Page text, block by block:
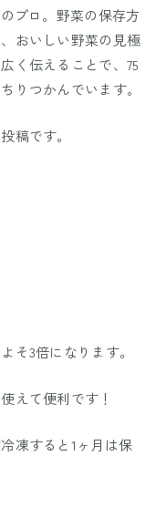
プロ。野菜の保存方
おいしい野菜の見極
く伝えることで、75
りつかんでいます。
稿です。
そ3倍になります。
えて便利です！
凍すると1ヶ月は保